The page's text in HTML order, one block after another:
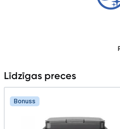
Līdzīgas preces
Bonuss